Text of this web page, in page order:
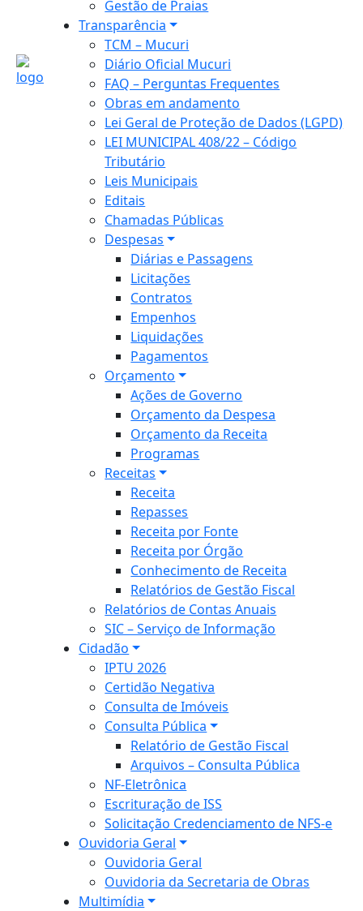
Gestão de Praias
Transparência
TCM – Mucuri
Diário Oficial Mucuri
FAQ – Perguntas Frequentes
Obras em andamento
Lei Geral de Proteção de Dados (LGPD)
LEI MUNICIPAL 408/22 – Código
Tributário
Leis Municipais
Editais
Chamadas Públicas
Despesas
Diárias e Passagens
Licitações
Contratos
Empenhos
Liquidações
Pagamentos
Orçamento
Ações de Governo
Orçamento da Despesa
Orçamento da Receita
Programas
Receitas
Receita
Repasses
Receita por Fonte
Receita por Órgão
Conhecimento de Receita
Relatórios de Gestão Fiscal
Relatórios de Contas Anuais
SIC – Serviço de Informação
Cidadão
IPTU 2026
Certidão Negativa
Consulta de Imóveis
Consulta Pública
Relatório de Gestão Fiscal
Arquivos – Consulta Pública
NF-Eletrônica
Escrituração de ISS
Solicitação Credenciamento de NFS-e
Ouvidoria Geral
Ouvidoria Geral
Ouvidoria da Secretaria de Obras
Multimídia